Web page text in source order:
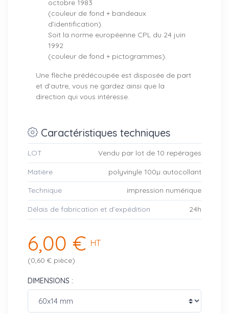
octobre 1983
(couleur de fond + bandeaux
d’identification).
Soit la norme européenne CPL du 24 juin
1992
(couleur de fond + pictogrammes).
Une flèche prédécoupée est disposée de part
et d’autre, vous ne gardez ainsi que la
direction qui vous intéresse.
Caractéristiques techniques
LOT Vendu par lot de 10 repérages
Matière polyvinyle 100µ autocollant
Technique impression numérique
Délais de fabrication et d’expédition 24h
6,00 € HT
(0,60 € pièce)
DIMENSIONS :